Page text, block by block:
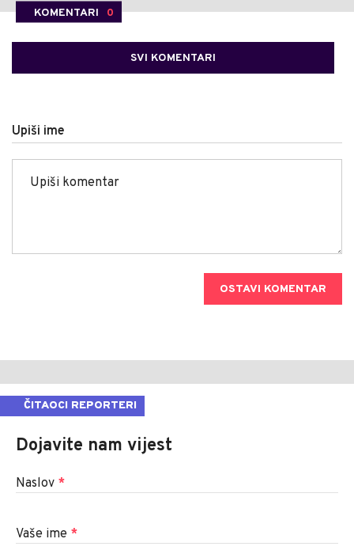
KOMENTARI 0
SVI KOMENTARI
Upiši ime
OSTAVI KOMENTAR
ČITAOCI REPORTERI
Dojavite nam vijest
Naslov *
Vaše ime *